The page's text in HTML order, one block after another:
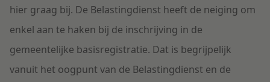
hier graag bij. De Belastingdienst heeft de neiging om
enkel aan te haken bij de inschrijving in de
gemeentelijke basisregistratie. Dat is begrijpelijk
vanuit het oogpunt van de Belastingdienst en de